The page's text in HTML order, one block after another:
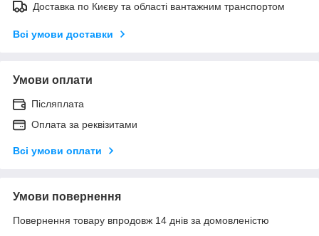
Доставка по Києву та області вантажним транспортом
Всі умови доставки
Умови оплати
Післяплата
Оплата за реквізитами
Всі умови оплати
Умови повернення
Повернення товару впродовж 14 днів за домовленістю